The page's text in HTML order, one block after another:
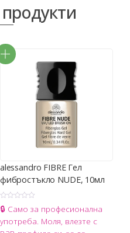
alessandro FIBRE Гел
фибростъкло NUDE, 10мл
ц
н
🔒 Само за професионална
употреба. Моля, влезте с